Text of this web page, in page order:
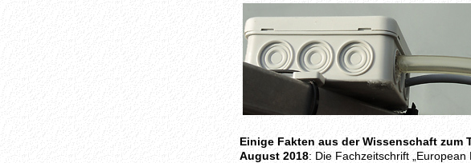
Einige Fakten aus der Wissenschaft zum
August 2018: Die Fachzeitschrift